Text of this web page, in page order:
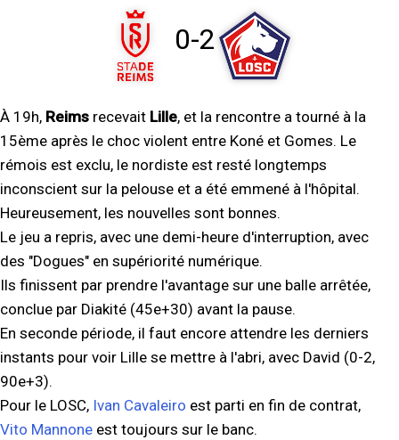
0-2
À 19h, Reims recevait Lille, et la rencontre a tourné à la
15ème après le choc violent entre Koné et Gomes. Le
rémois est exclu, le nordiste est resté longtemps
inconscient sur la pelouse et a été emmené à l'hôpital.
Heureusement, les nouvelles sont bonnes.
Le jeu a repris, avec une demi-heure d'interruption, avec
des "Dogues" en supériorité numérique.
Ils finissent par prendre l'avantage sur une balle arrêtée,
conclue par Diakité (45e+30) avant la pause.
En seconde période, il faut encore attendre les derniers
instants pour voir Lille se mettre à l'abri, avec David (0-2,
90e+3).
Pour le LOSC, Ivan Cavaleiro est parti en fin de contrat,
Vito Mannone est toujours sur le banc.